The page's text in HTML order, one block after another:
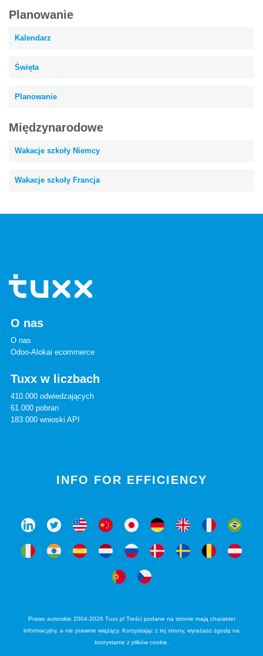
Planowanie
Kalendarz
Święta
Planowanie
Międzynarodowe
Wakacje szkoły Niemcy
Wakacje szkoły Francja
O nas
O nas
Odoo-Alokai ecommerce
Tuxx w liczbach
410.000 odwiedzających
61.000 pobran
183.000 wnioski API
INFO FOR EFFICIENCY
Prawo autorskie 2004-2026 Tuxx.pl Treści podane na stronie mają charakter
informacyjny, a nie prawnie wiążący. Korzystając z tej strony, wyrażasz zgodę na
korzystanie z plików cookie.